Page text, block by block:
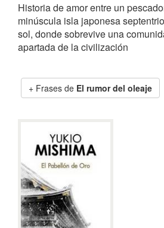
Historia de amor entre un
minúscula isla japonesa
sol, donde sobrevive una
apartada de la civilización
Frases de El rumor del oleaje